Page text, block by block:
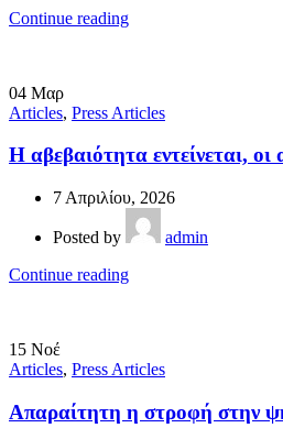
Continue reading
04 Μαρ
Articles, Press Articles
Η αβεβαιότητα εντείνεται,
7 Απριλίου, 2026
Posted by
admin
Continue reading
15 Νοέ
Articles, Press Articles
Απαραίτητη η στροφή στην